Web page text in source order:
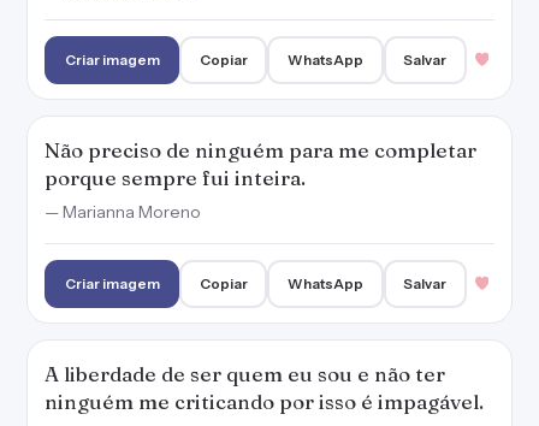
Criar imagem Copiar WhatsApp Salvar
Não preciso de ninguém para me completar
porque sempre fui inteira.
— Marianna Moreno
Criar imagem Copiar WhatsApp Salvar
A liberdade de ser quem eu sou e não ter
ninguém me criticando por isso é impagável.